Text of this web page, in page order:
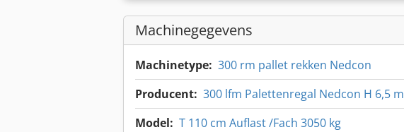
Machinegegevens
Machinetype: 300 rm pallet rekken Nedcon
Producent: 300 lfm Palettenregal Nedcon H 6,5 m
Model: T 110 cm Auflast /Fach 3050 kg